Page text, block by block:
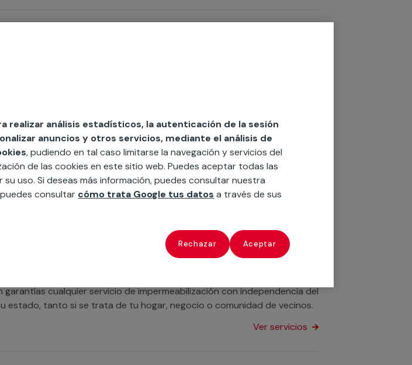
con la impermeabilización de piscinas? Contamos con equipos de
cualquier necesidad en la impermeabilización de piscinas de
tipo.
garantías cualquier servicio de impermeabilización con independencia del
estado, tanto si se trata de tu hogar, negocio o comunidad de vecinos.
Ver servicios
realizar análisis estadísticos, la autenticación de la sesión
anuncios y otros servicios, mediante el análisis de
, pudiendo en tal caso limitarse la navegación y servicios del
de las cookies en este sitio web. Puedes aceptar todas las
uso. Si deseas más información, puedes consultar nuestra
consultar cómo trata Google tus datos a través de sus
Rechazar Aceptar